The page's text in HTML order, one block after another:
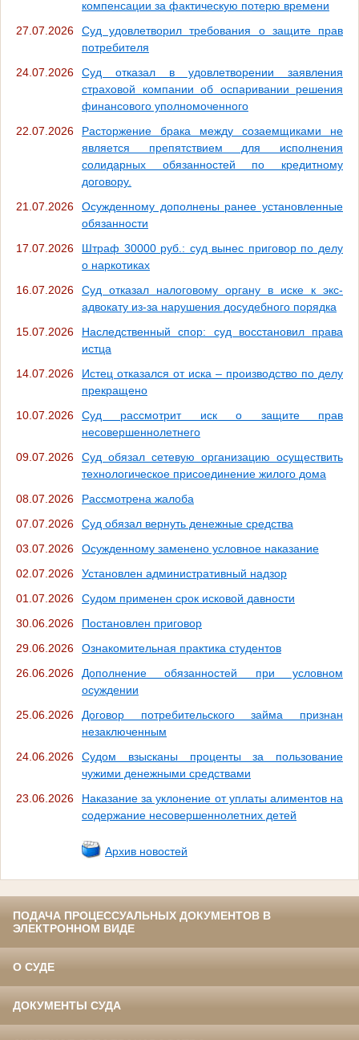
компенсации за фактическую потерю времени
27.07.2026
Суд удовлетворил требования о защите прав
потребителя
24.07.2026
Суд отказал в удовлетворении заявления
страховой компании об оспаривании решения
финансового уполномоченного
22.07.2026
Расторжение брака между созаемщиками не
является препятствием для исполнения
солидарных обязанностей по кредитному
договору.
21.07.2026
Осужденному дополнены ранее установленные
обязанности
17.07.2026
Штраф 30000 руб.: суд вынес приговор по делу
о наркотиках
16.07.2026
Суд отказал налоговому органу в иске к экс-
адвокату из-за нарушения досудебного порядка
15.07.2026
Наследственный спор: суд восстановил права
истца
14.07.2026
Истец отказался от иска – производство по делу
прекращено
10.07.2026
Суд рассмотрит иск о защите прав
несовершеннолетнего
09.07.2026
Суд обязал сетевую организацию осуществить
технологическое присоединение жилого дома
08.07.2026
Рассмотрена жалоба
07.07.2026
Суд обязал вернуть денежные средства
03.07.2026
Осужденному заменено условное наказание
02.07.2026
Установлен административный надзор
01.07.2026
Судом применен срок исковой давности
30.06.2026
Постановлен приговор
29.06.2026
Ознакомительная практика студентов
26.06.2026
Дополнение обязанностей при условном
осуждении
25.06.2026
Договор потребительского займа признан
незаключенным
24.06.2026
Судом взысканы проценты за пользование
чужими денежными средствами
23.06.2026
Наказание за уклонение от уплаты алиментов на
содержание несовершеннолетних детей
Архив новостей
ПОДАЧА ПРОЦЕССУАЛЬНЫХ ДОКУМЕНТОВ В
ЭЛЕКТРОННОМ ВИДЕ
О СУДЕ
ДОКУМЕНТЫ СУДА